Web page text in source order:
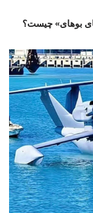
بوهای» چیست؟